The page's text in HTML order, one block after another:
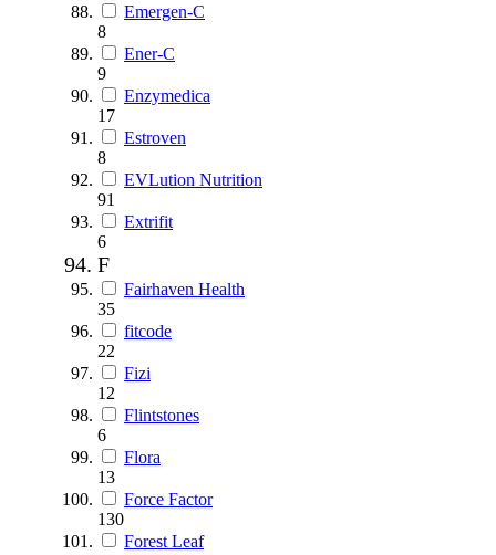
Emergen-C
8
Ener-C
9
Enzymedica
17
Estroven
8
EVLution Nutrition
91
Extrifit
6
F
Fairhaven Health
35
fitcode
22
Fizi
12
Flintstones
6
Flora
13
Force Factor
130
Forest Leaf